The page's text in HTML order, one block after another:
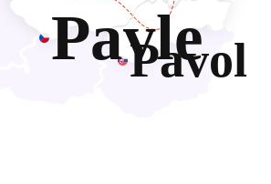
Pavol
Pavle